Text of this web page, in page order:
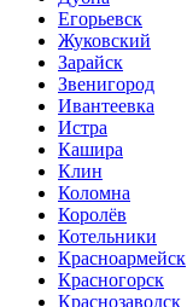
Егорьевск
Жуковский
Зарайск
Звенигород
Ивантеевка
Истра
Кашира
Клин
Коломна
Королёв
Котельники
Красноармейск
Красногорск
Краснозаводск